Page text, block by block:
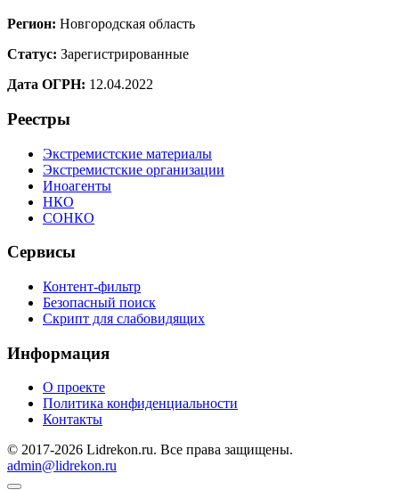
Регион: Новгородская область
Статус: Зарегистрированные
Дата ОГРН: 12.04.2022
Реестры
Экстремистские материалы
Экстремистские организации
Иноагенты
НКО
СОНКО
Сервисы
Контент-фильтр
Безопасный поиск
Скрипт для слабовидящих
Информация
О проекте
Политика конфиденциальности
Контакты
© 2017-2026 Lidrekon.ru. Все права защищены.
admin@lidrekon.ru